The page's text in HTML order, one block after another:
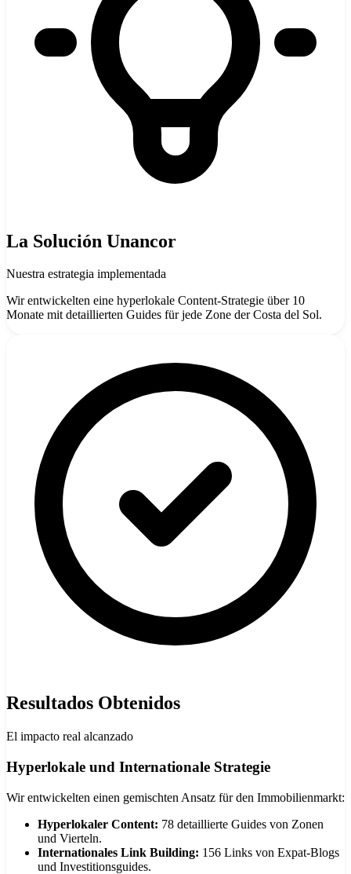
La Solución Unancor
Nuestra estrategia implementada
Wir entwickelten eine hyperlokale Content-Strategie über 10
Monate mit detaillierten Guides für jede Zone der Costa del Sol.
Resultados Obtenidos
El impacto real alcanzado
Hyperlokale und Internationale Strategie
Wir entwickelten einen gemischten Ansatz für den Immobilienmarkt:
Hyperlokaler Content: 78 detaillierte Guides von Zonen
und Vierteln.
Internationales Link Building: 156 Links von Expat-Blogs
und Investitionsguides.